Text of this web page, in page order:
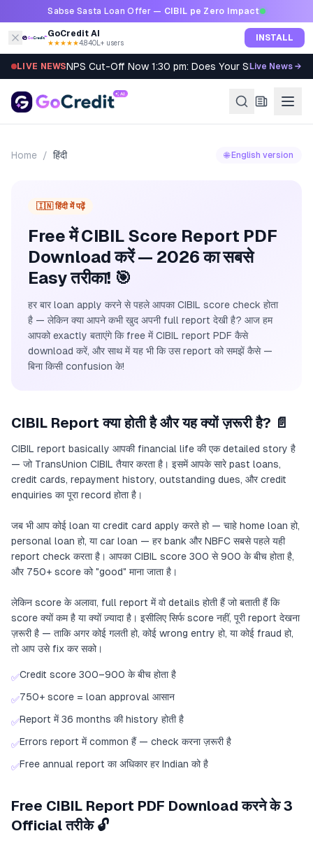
Skip to contentSabse Sasta Loan Offer — CIBIL pe Zero Impact
GoCredit AI
★★★★★4.8·40L+ users INSTALL
LIVE NEWSNPS Cut-Off Now 1:30 pm: Does Your SIP Qualify?
Live News →
Home / हिंदी 🌐 English version
🇮🇳 हिंदी में पढ़ें
Free में CIBIL Score Report PDF
Download करें — 2026 का सबसे
Easy तरीका! 🎯
हर बार loan apply करने से पहले आपका CIBIL score check होता
है — लेकिन क्या आपने कभी खुद अपनी full report देखी है? आज हम
आपको exactly बताएंगे कि free में CIBIL report PDF कैसे
download करें, और साथ में यह भी कि उस report को समझें कैसे —
बिना किसी confusion के!
CIBIL Report क्या होती है और यह क्यों ज़रूरी है? 📄
CIBIL report basically आपकी financial life की एक detailed story है
— जो TransUnion CIBIL तैयार करता है। इसमें आपके सारे past loans,
credit cards, repayment history, outstanding dues, और credit
enquiries का पूरा record होता है।
जब भी आप कोई loan या credit card apply करते हो — चाहे home loan हो,
personal loan हो, या car loan — हर bank और NBFC सबसे पहले यही
report check करता है। आपका CIBIL score 300 से 900 के बीच होता है,
और 750+ score को "good" माना जाता है।
लेकिन score के अलावा, full report में वो details होती हैं जो बताती हैं कि
score क्यों कम है या क्यों ज़्यादा है। इसीलिए सिर्फ score नहीं, पूरी report देखना
ज़रूरी है — ताकि अगर कोई गलती हो, कोई wrong entry हो, या कोई fraud हो,
तो आप उसे fix कर सको।
✅Credit score 300–900 के बीच होता है
✅750+ score = loan approval आसान
✅Report में 36 months की history होती है
✅Errors report में common हैं — check करना ज़रूरी है
✅Free annual report का अधिकार हर Indian को है
Free CIBIL Report PDF Download करने के 3
Official तरीके 🔓